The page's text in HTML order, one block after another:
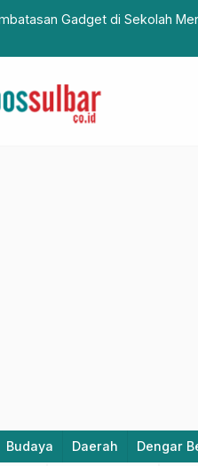
Sulbar Siap Kawal
Budaya Daerah Dengar